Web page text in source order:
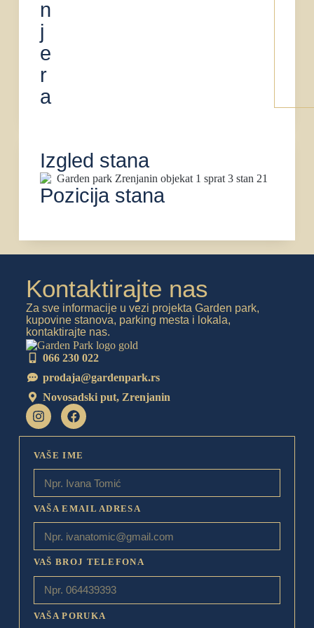
n
j
e
r
a
Izgled stana
Pozicija stana
Kontaktirajte nas
Za sve informacije u vezi projekta Garden park,
kupovine stanova, parking mesta i lokala,
kontaktirajte nas.
066 230 022
prodaja@gardenpark.rs
Novosadski put, Zrenjanin
VAŠE IME
VAŠA EMAIL ADRESA
VAŠ BROJ TELEFONA
VAŠA PORUKA